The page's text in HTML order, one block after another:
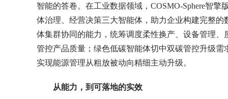
智能的答卷。在工业数据领域，COSMO-Sphere智
体治理、经营决策三大智能体，助力企业构建完整
体集群协同的能力，统筹调度柔性换产、设备管理
管控产品质量；绿色低碳智能体切中双碳管控升级
实现能源管理从粗放被动向精细主动升级。
从能力，到可落地的实效